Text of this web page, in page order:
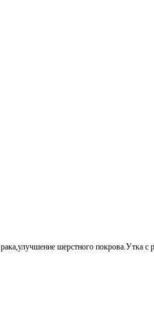
шерстного покрова.Утка с